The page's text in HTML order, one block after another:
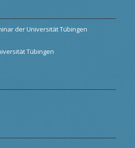
der Universität Tübingen
Tübingen